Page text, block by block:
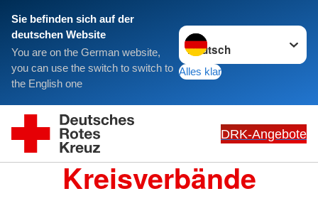
Sie befinden sich auf der
deutschen Website
You are on the German website,
you can use the switch to switch to
the English one
Sprache wechseln zu
Alles klar
DRK-Angebote
Kreisverbände